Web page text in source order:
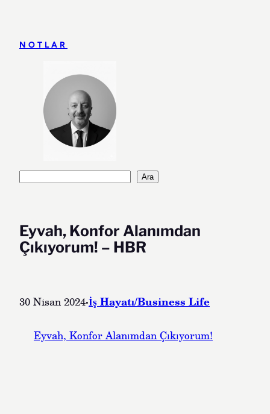
NOTLAR
Ara
Eyvah, Konfor Alanımdan
Çıkıyorum! – HBR
30 Nisan 2024·İş Hayatı/Business Life
Eyvah, Konfor Alanımdan Çıkıyorum!